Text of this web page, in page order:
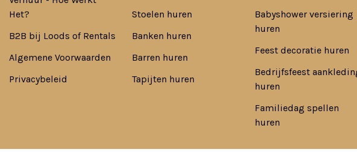
Het?
B2B bij Loods of Rentals
Algemene Voorwaarden
Privacybeleid
Stoelen huren
Banken huren
Barren huren
Tapijten huren
Babyshower versiering
huren
Feest decoratie huren
Bedrijfsfeest
huren
Familiedag spellen
huren